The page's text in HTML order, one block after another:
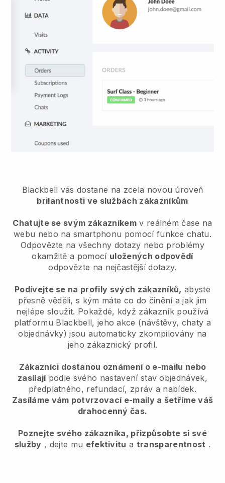
Blackbell vás dostane na zcela novou úroveň
brilantnosti ve službách zákazníkům
Chatujte se svým zákazníkemv reálném čase na
webu nebo na smartphonu pomocí funkce chatu.
Odpovězte na všechny dotazy nebo problémy
okamžitě a pomocí uložených odpovědí
odpovězte na nejčastější dotazy.
Podívejte se na profily svých zákazníků, abyste
přesně věděli, s kým máte co do činění a jak jim
nejlépe sloužit. Pokaždé, když zákazník používá
platformu Blackbell, jeho akce (návštěvy, chaty a
objednávky) jsou automaticky zkompilovány na
jeho zákaznický profil.
Zákazníci dostanou oznámení o e-mailu nebo
zasílajípodle svého nastavení stav objednávek,
předplatného, refundací, zpráv a nabídek.
Zasíláme vám potvrzovací e-maily a šetříme váš
drahocenný čas.
Poznejte svého zákazníka, přizpůsobte si své
služby , dejte mu efektivitu a transparentnost .